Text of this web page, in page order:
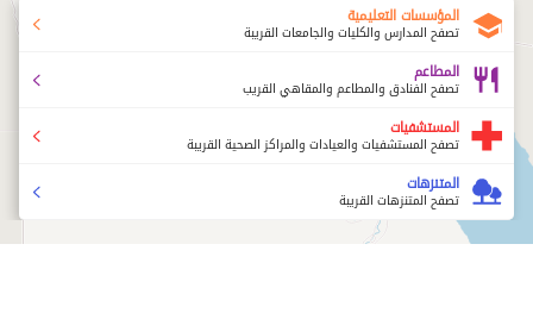
المؤسسات التعليمية
تصفح المدارس والكليات والجامعات القريبة
المطاعم
تصفح الفنادق والمطاعم والمقاهي القريب
المستشفيات
تصفح المستشفيات والعيادات والمراكز الصحية القريبة
المتنزهات
تصفح المتنزهات القريبة